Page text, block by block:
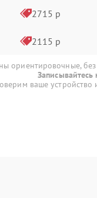
2715 р
2115 р
ориентировочные, без
Записывайтесь
ваше устройство